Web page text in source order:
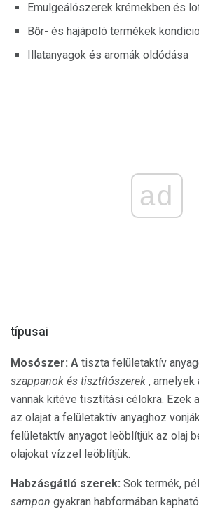
Emulgeálószerek krémekben és
Bőr- és hajápoló termékek
Illatanyagok és aromák oldódása
ad
típusai
Mosószer: A tiszta felületaktív
szappanok és tisztítószerek , amelyek
vannak kitéve tisztítási célokra. Ezek
az olajat a felületaktív anyaghoz
felületaktív anyagot leöblítjük az olaj
olajokat vízzel leöblítjük.
Habzásgátló szerek: Sok termék,
sampon gyakran habformában